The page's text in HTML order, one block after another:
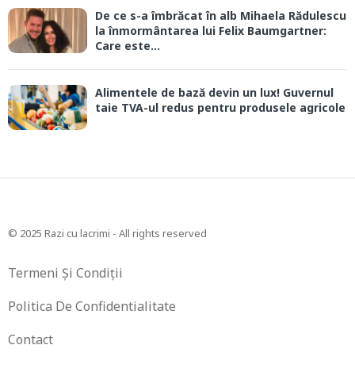
De ce s-a îmbrăcat în alb Mihaela Rădulescu
la înmormântarea lui Felix Baumgartner:
Care este...
Alimentele de bază devin un lux! Guvernul
taie TVA-ul redus pentru produsele agricole
© 2025 Razi cu lacrimi - All rights reserved
Termeni Și Condiții
Politica De Confidentialitate
Contact